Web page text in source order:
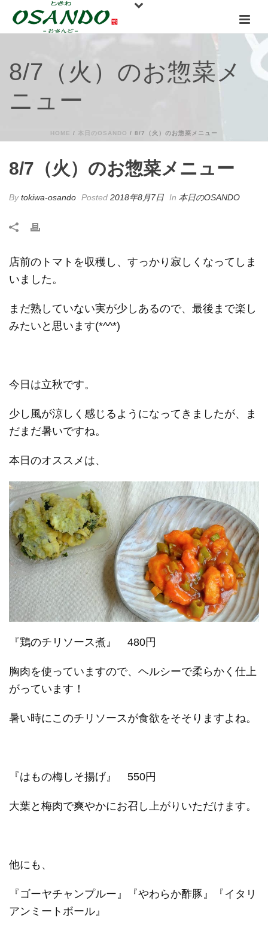
8/7（火）のお惣菜メ
ニュー
HOME / 本日のOSANDO / 8/7（火）のお惣菜メニュー
8/7（火）のお惣菜メニュー
Bytokiwa-osando Posted 2018年8月7日 In 本日のOSANDO
店前のトマトを収穫し、すっかり寂しくなってしま
いました。
まだ熟していない実が少しあるので、最後まで楽し
みたいと思います(*^^*)
今日は立秋です。
少し風が涼しく感じるようになってきましたが、ま
だまだ暑いですね。
本日のオススメは、
『鶏のチリソース煮』 480円
胸肉を使っていますので、ヘルシーで柔らかく仕上
がっています！
暑い時にこのチリソースが食欲をそそりますよね。
『はもの梅しそ揚げ』 550円
大葉と梅肉で爽やかにお召し上がりいただけます。
他にも、
『ゴーヤチャンプルー』『やわらか酢豚』『イタリ
アンミートボール』